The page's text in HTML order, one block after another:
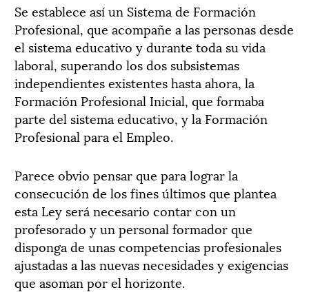
Se establece así un Sistema de Formación
Profesional, que acompañe a las personas desde
el sistema educativo y durante toda su vida
laboral, superando los dos subsistemas
independientes existentes hasta ahora, la
Formación Profesional Inicial, que formaba
parte del sistema educativo, y la Formación
Profesional para el Empleo.
Parece obvio pensar que para lograr la
consecución de los fines últimos que plantea
esta Ley será necesario contar con un
profesorado y un personal formador que
disponga de unas competencias profesionales
ajustadas a las nuevas necesidades y exigencias
que asoman por el horizonte.